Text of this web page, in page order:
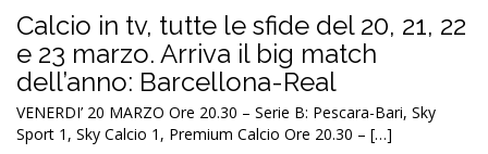
Calcio in tv, tutte le sfide del 20, 21, 22
e 23 marzo. Arriva il big match
dell’anno: Barcellona-Real
VENERDI’ 20 MARZO Ore 20.30 – Serie B: Pescara-Bari, Sky
Sport 1, Sky Calcio 1, Premium Calcio Ore 20.30 – […]